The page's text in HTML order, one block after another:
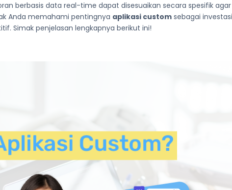
berbasis data real-time dapat disesuaikan secara spesifik
Anda memahami pentingnya aplikasi custom sebagai
Simak penjelasan lengkapnya berikut ini!